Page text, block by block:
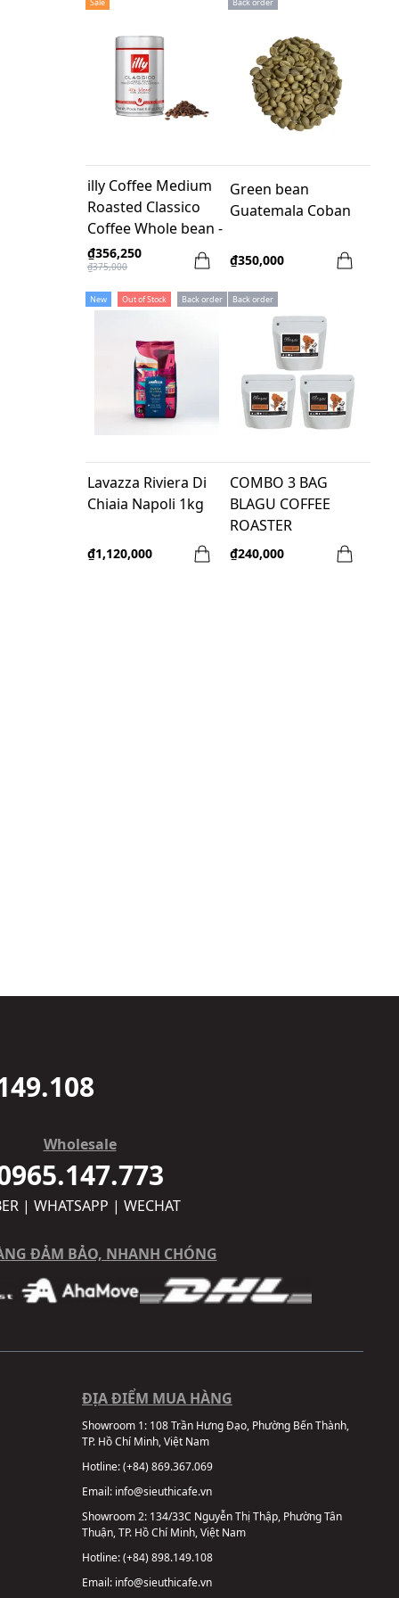
illy Coffee Medium
Roasted Classico
Coffee Whole bean -
250gr
₫356,250
₫375,000
Green bean
Guatemala Coban
₫350,000
New Out of Stock Back order
Lavazza Riviera Di
Chiaia Napoli 1kg
₫1,120,000
Back order
COMBO 3 BAG
BLAGU COFFEE
ROASTER
HONDURAS
₫240,000
Wholesale
| WHATSAPP | WECHAT
ĐẢM BẢO, NHANH CHÓNG
ĐỊA ĐIỂM MUA HÀNG
Showroom 1: 108 Trần Hưng Đạo, Phường Bến Thành,
TP. Hồ Chí Minh, Việt Nam
Hotline:(+84) 869.367.069
Email: info@sieuthicafe.vn
Showroom 2: 134/33C Nguyễn Thị Thập, Phường Tân
Thuận, TP. Hồ Chí Minh, Việt Nam
Hotline:(+84) 898.149.108
Email: info@sieuthicafe.vn